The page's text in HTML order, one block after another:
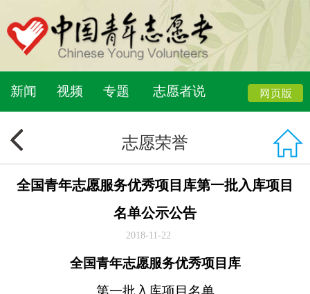
新闻 视频 专题 志愿者说
志愿荣誉
全国青年志愿服务优秀项目库第一批入库项目
名单公示公告
2018-11-22
全国青年志愿服务优秀项目库
第一批入库项目名单